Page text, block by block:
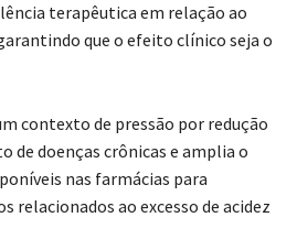
terapêutica em relação ao
que o efeito clínico seja o
contexto de pressão por redução
de doenças crônicas e amplia o
nas farmácias para
relacionados ao excesso de acidez